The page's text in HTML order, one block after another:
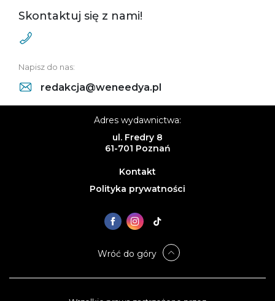
Skontaktuj się z nami!
Napisz do nas:
redakcja@weneedya.pl
Adres wydawnictwa:
ul. Fredry 8
61-701 Poznań
Kontakt
Polityka prywatności
Wróć do góry